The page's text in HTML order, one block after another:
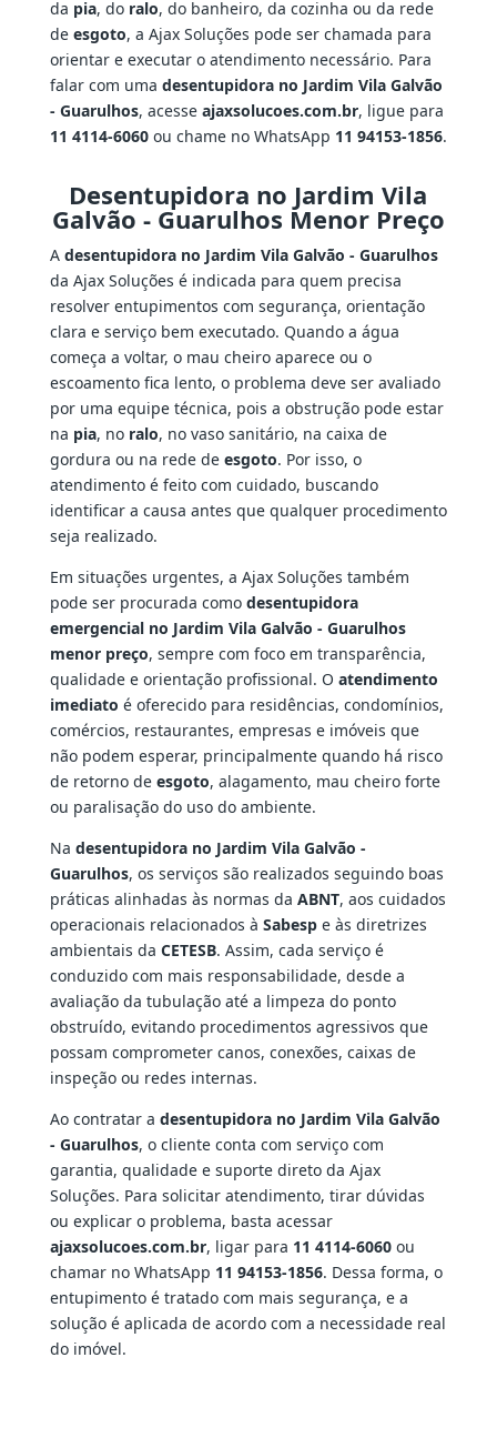
da pia, do ralo, do banheiro, da cozinha ou da rede
de esgoto, a Ajax Soluções pode ser chamada para
orientar e executar o atendimento necessário. Para
falar com uma desentupidora no Jardim Vila Galvão
- Guarulhos, acesse ajaxsolucoes.com.br, ligue para
11 4114-6060ou chame no WhatsApp 11 94153-1856.
Desentupidora no Jardim Vila
Galvão - Guarulhos Menor Preço
A desentupidora no Jardim Vila Galvão - Guarulhos
da Ajax Soluções é indicada para quem precisa
resolver entupimentos com segurança, orientação
clara e serviço bem executado. Quando a água
começa a voltar, o mau cheiro aparece ou o
escoamento fica lento, o problema deve ser avaliado
por uma equipe técnica, pois a obstrução pode estar
na pia, no ralo, no vaso sanitário, na caixa de
gordura ou na rede de esgoto. Por isso, o
atendimento é feito com cuidado, buscando
identificar a causa antes que qualquer procedimento
seja realizado.
Em situações urgentes, a Ajax Soluções também
pode ser procurada como desentupidora
emergencial no Jardim Vila Galvão - Guarulhos
menor preço, sempre com foco em transparência,
qualidade e orientação profissional. O atendimento
imediato é oferecido para residências, condomínios,
comércios, restaurantes, empresas e imóveis que
não podem esperar, principalmente quando há risco
de retorno de esgoto, alagamento, mau cheiro forte
ou paralisação do uso do ambiente.
Na desentupidora no Jardim Vila Galvão -
Guarulhos, os serviços são realizados seguindo boas
práticas alinhadas às normas da ABNT, aos cuidados
operacionais relacionados à Sabespe às diretrizes
ambientais da CETESB. Assim, cada serviço é
conduzido com mais responsabilidade, desde a
avaliação da tubulação até a limpeza do ponto
obstruído, evitando procedimentos agressivos que
possam comprometer canos, conexões, caixas de
inspeção ou redes internas.
Ao contratar a desentupidora no Jardim Vila Galvão
- Guarulhos, o cliente conta com serviço com
garantia, qualidade e suporte direto da Ajax
Soluções. Para solicitar atendimento, tirar dúvidas
ou explicar o problema, basta acessar
ajaxsolucoes.com.br, ligar para 11 4114-6060ou
chamar no WhatsApp 11 94153-1856. Dessa forma, o
entupimento é tratado com mais segurança, e a
solução é aplicada de acordo com a necessidade real
do imóvel.